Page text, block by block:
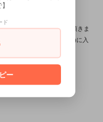
キン/緩衝材)を省かせて頂きま
合によってはダンボール)に入
ド
ー